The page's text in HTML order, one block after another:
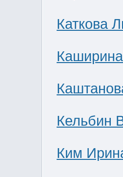
Каткова
Кельбин
Ким